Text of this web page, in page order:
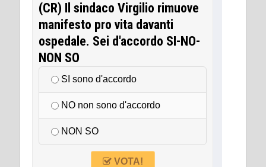
(CR) Il sindaco Virgilio rimuove
manifesto pro vita davanti
ospedale. Sei d'accordo SI-NO-
NON SO
SI sono d'accordo
NO non sono d'accordo
NON SO
VOTA!